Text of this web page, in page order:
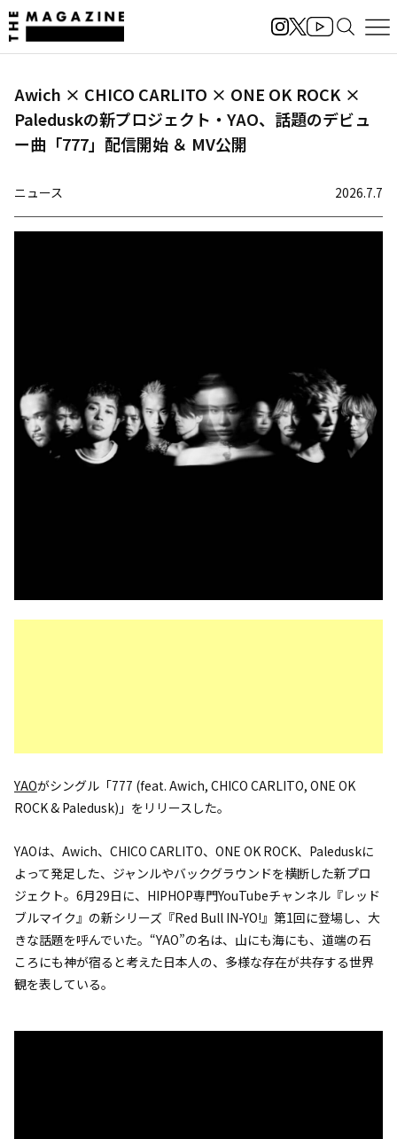
Awich × CHICO CARLITO × ONE OK ROCK ×
Paleduskの新プロジェクト・YAO、話題のデビュ
ー曲「777」配信開始 ＆ MV公開
ニュース 2026.7.7
YAOがシングル「777 (feat. Awich, CHICO CARLITO, ONE OK
ROCK & Paledusk)」をリリースした。
YAOは、Awich、CHICO CARLITO、ONE OK ROCK、Paleduskに
よって発足した、ジャンルやバックグラウンドを横断した新プロ
ジェクト。6月29日に、HIPHOP専門YouTubeチャンネル『レッド
ブルマイク』の新シリーズ『Red Bull IN-YO!』第1回に登場し、大
きな話題を呼んでいた。“YAO”の名は、山にも海にも、道端の石
ころにも神が宿ると考えた日本人の、多様な存在が共存する世界
観を表している。